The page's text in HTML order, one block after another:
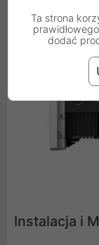
diagnostykę i
Instalacja i
Ta strona
dodać